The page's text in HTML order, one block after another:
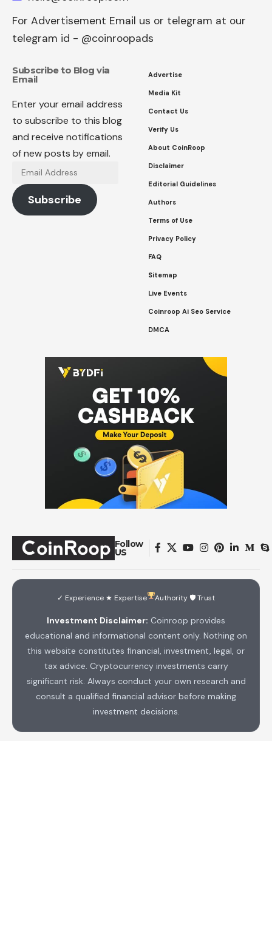
For Advertisement Email us or telegram at our
telegram id - @coinroopads
Subscribe to Blog via
Email
Enter your email address
to subscribe to this blog
and receive notifications
of new posts by email.
Email
Address
Subscribe
Advertise
Media Kit
Contact Us
Verify Us
About CoinRoop
Disclaimer
Editorial Guidelines
Authors
Terms of Use
Privacy Policy
FAQ
Sitemap
Live Events
Coinroop Ai Seo Service
DMCA
Follow
US
✓ Experience ★ Expertise Authority 🛡 Trust
Investment Disclaimer: Coinroop provides
educational and informational content only. Nothing on
this website constitutes financial, investment, legal, or
tax advice. Cryptocurrency investments carry
significant risk. Always conduct your own research and
consult a qualified financial advisor before making
investment decisions.